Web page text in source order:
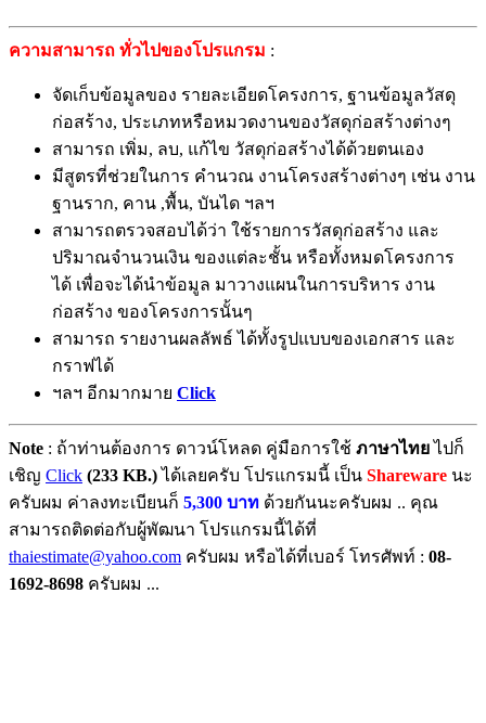
ความสามารถ ทั่วไปของโปรแกรม :
จัดเก็บข้อมูลของ รายละเอียดโครงการ, ฐานข้อมูลวัสดุ
ก่อสร้าง, ประเภทหรือหมวดงานของวัสดุก่อสร้างต่างๆ
สามารถ เพิ่ม, ลบ, แก้ไข วัสดุก่อสร้างได้ด้วยตนเอง
มีสูตรที่ช่วยในการ คำนวณ งานโครงสร้างต่างๆ เช่น งาน
ฐานราก, คาน ,พื้น, บันได ฯลฯ
สามารถตรวจสอบได้ว่า ใช้รายการวัสดุก่อสร้าง และ
ปริมาณจำนวนเงิน ของแต่ละชั้น หรือทั้งหมดโครงการ
ได้ เพื่อจะได้นำข้อมูล มาวางแผนในการบริหาร งาน
ก่อสร้าง ของโครงการนั้นๆ
สามารถ รายงานผลลัพธ์ ได้ทั้งรูปแบบของเอกสาร และ
กราฟได้
ฯลฯ อีกมากมาย Click
Note : ถ้าท่านต้องการ ดาวน์โหลด คู่มือการใช้ ภาษาไทย ไปก็
เชิญ Click (233 KB.) ได้เลยครับ โปรแกรมนี้ เป็น Shareware นะ
ครับผม ค่าลงทะเบียนก็ 5,300 บาท ด้วยกันนะครับผม .. คุณ
สามารถติดต่อกับผู้พัฒนา โปรแกรมนี้ได้ที่
thaiestimate@yahoo.com ครับผม หรือได้ที่เบอร์ โทรศัพท์ : 08-
1692-8698 ครับผม ...